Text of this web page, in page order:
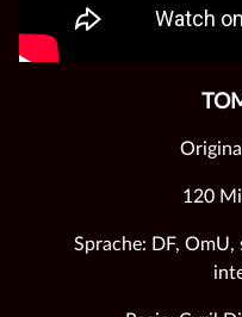
120
Sprache: DF,